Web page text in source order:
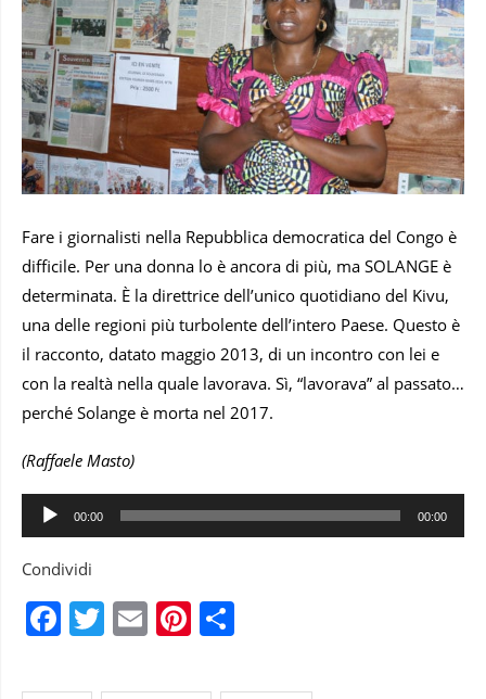
Fare i giornalisti nella Repubblica democratica del Congo è
difficile. Per una donna lo è ancora di più, ma SOLANGE è
determinata. È la direttrice dell’unico quotidiano del Kivu,
una delle regioni più turbolente dell’intero Paese. Questo è
il racconto, datato maggio 2013, di un incontro con lei e
con la realtà nella quale lavorava. Sì, “lavorava” al passato…
perché Solange è morta nel 2017.
(Raffaele Masto)
Audio
Player
00:00 00:00
Condividi
Facebook
Twitter
EmailPinterest